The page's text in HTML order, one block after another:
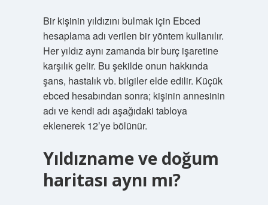
Bir kişinin yıldızını bulmak için Ebced
hesaplama adı verilen bir yöntem kullanılır.
Her yıldız aynı zamanda bir burç işaretine
karşılık gelir. Bu şekilde onun hakkında
şans, hastalık vb. bilgiler elde edilir. Küçük
ebced hesabından sonra; kişinin annesinin
adı ve kendi adı aşağıdaki tabloya
eklenerek 12’ye bölünür.
Yıldızname ve doğum
haritası aynı mı?